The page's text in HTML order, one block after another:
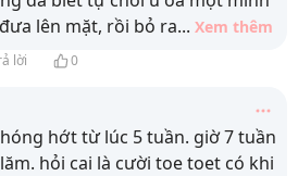
lên mặt, rồi bỏ ra... Xem thêm
lời 0
hớt từ lúc 5 tuần. giờ 7 tuần
hỏi cai là cười toe toet có khi